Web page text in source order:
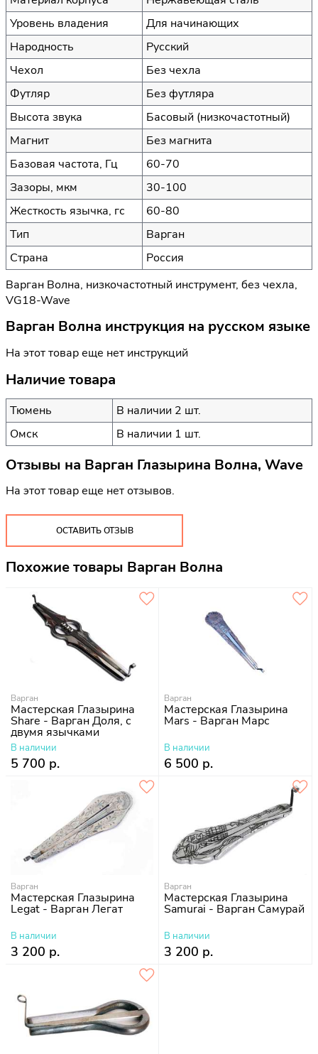
Уровень владения
Для начинающих
Народность
Русский
Чехол
Без чехла
Футляр
Без футляра
Высота звука
Басовый (низкочастотный)
Магнит
Без магнита
Базовая частота, Гц
60-70
Зазоры, мкм
30-100
Жесткость язычка, гс
60-80
Тип
Варган
Страна
Россия
Варган Волна, низкочастотный инструмент, без чехла,
VG18-Wave
Варган Волна инструкция на русском языке
На этот товар еще нет инструкций
Наличие товара
Тюмень
В наличии 2 шт.
Омск
В наличии 1 шт.
Отзывы на Варган Глазырина Волна, Wave
На этот товар еще нет отзывов.
ОСТАВИТЬ ОТЗЫВ
Похожие товары Варган Волна
Варган
Мастерская Глазырина
Share - Варган Доля, с
двумя язычками
В наличии
5 700 р.
Варган
Мастерская Глазырина
Mars - Варган Марс
В наличии
6 500 р.
Варган
Мастерская Глазырина
Legat - Варган Легат
В наличии
3 200 р.
Варган
Мастерская Глазырина
Samurai - Варган Самурай
В наличии
3 200 р.